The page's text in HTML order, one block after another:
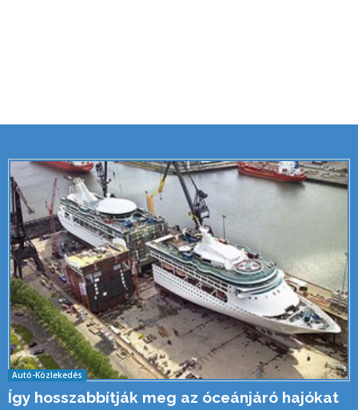
Autó-Közlekedés
Így hosszabbítják meg az óceánjáró hajókat